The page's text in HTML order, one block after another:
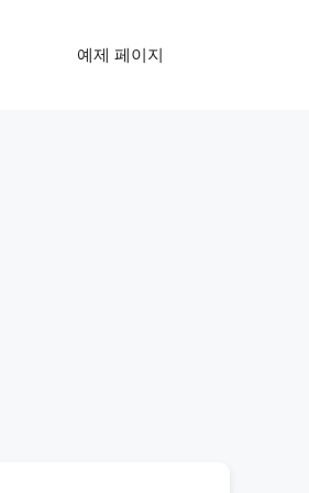
예제 페이지